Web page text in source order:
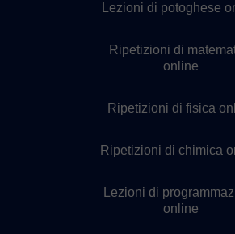
Lezioni di potoghese
Ripetizioni di
online
Ripetizioni di fisica
Ripetizioni di chimica
Lezioni di
online